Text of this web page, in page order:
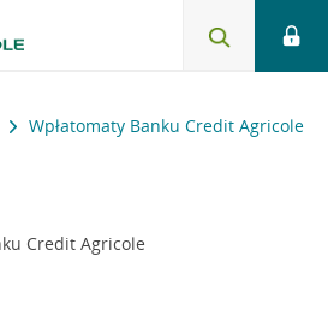
Wpłatomaty Banku Credit Agricole
Credit Agricole